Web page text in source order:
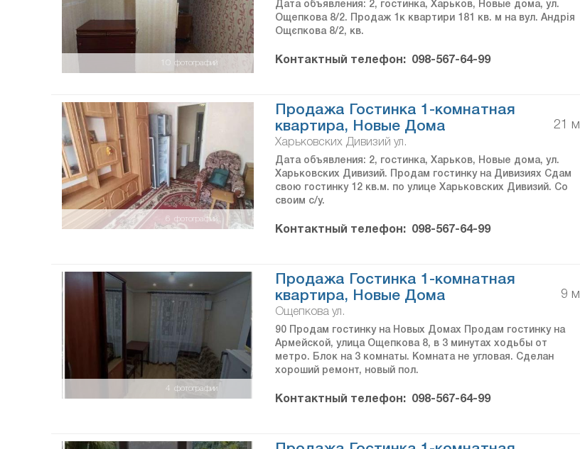
фотографий
10
Дата объявления: 2, гостинка, Харьков, Новые дома, ул.
Ощепкова 8/2. Продаж 1к квартири 181 кв. м на вул. Андрія
Ощєпкова 8/2, кв.
Контактный телефон: 098-567-64-99
фотографий
6
Продажа Гостинка 1-комнатная
квартира, Новые Дома
21 м
Харьковских Дивизий ул.
Дата объявления: 2, гостинка, Харьков, Новые дома, ул.
Харьковских Дивизий. Продам гостинку на Дивизиях Сдам
свою гостинку 12 кв.м. по улице Харьковских Дивизий. Со
своим с/у.
Контактный телефон: 098-567-64-99
фотографии
4
Продажа Гостинка 1-комнатная
квартира, Новые Дома
9 м
Ощепкова ул.
90 Продам гостинку на Новых Домах Продам гостинку на
Армейской, улица Ощепкова 8, в 3 минутах ходьбы от
метро. Блок на 3 комнаты. Комната не угловая. Сделан
хороший ремонт, новый пол.
Контактный телефон: 098-567-64-99